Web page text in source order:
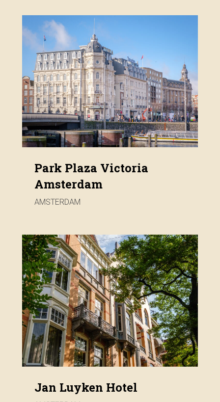
Park Plaza Victoria
Amsterdam
AMSTERDAM
Jan Luyken Hotel